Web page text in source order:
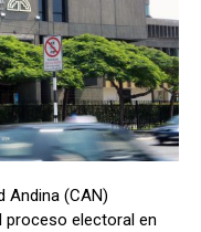
Andina (CAN)
electoral en